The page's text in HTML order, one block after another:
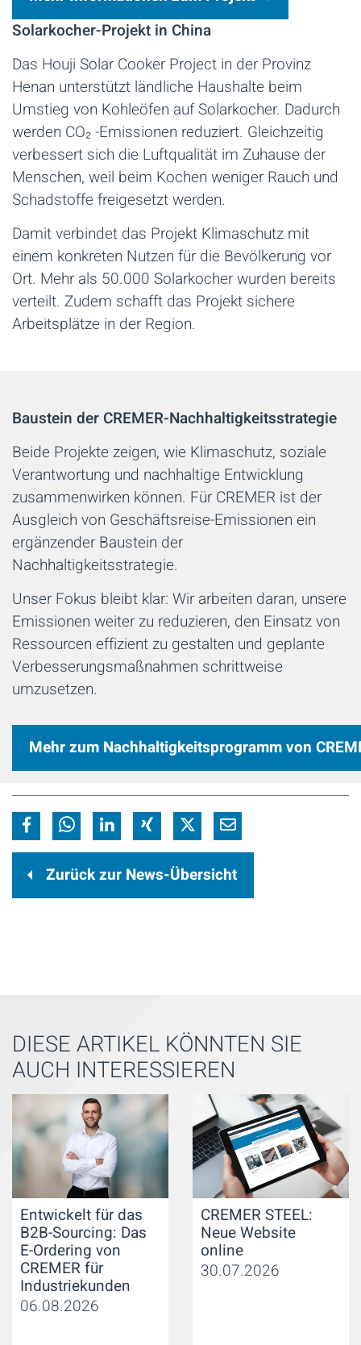
Solarkocher-Projekt in China
Das Houji Solar Cooker Project in der Provinz
Henan unterstützt ländliche Haushalte beim
Umstieg von Kohleöfen auf Solarkocher. Dadurch
werden CO₂ -Emissionen reduziert. Gleichzeitig
verbessert sich die Luftqualität im Zuhause der
Menschen, weil beim Kochen weniger Rauch und
Schadstoffe freigesetzt werden.
Damit verbindet das Projekt Klimaschutz mit
einem konkreten Nutzen für die Bevölkerung vor
Ort. Mehr als 50.000 Solarkocher wurden bereits
verteilt. Zudem schafft das Projekt sichere
Arbeitsplätze in der Region.
Baustein der CREMER-Nachhaltigkeitsstrategie
Beide Projekte zeigen, wie Klimaschutz, soziale
Verantwortung und nachhaltige Entwicklung
zusammenwirken können. Für CREMER ist der
Ausgleich von Geschäftsreise-Emissionen ein
ergänzender Baustein der
Nachhaltigkeitsstrategie.
Unser Fokus bleibt klar: Wir arbeiten daran, unsere
Emissionen weiter zu reduzieren, den Einsatz von
Ressourcen effizient zu gestalten und geplante
Verbesserungsmaßnahmen schrittweise
umzusetzen.
Mehr zum Nachhaltigkeitsprogramm von
Zurück zur News-Übersicht
DIESE ARTIKEL KÖNNTEN SIE
AUCH INTERESSIEREN
Entwickelt für das
B2B-Sourcing: Das
E-Ordering von
CREMER für
Industriekunden
06.08.2026
CREMER STEEL:
Neue Website
online
30.07.2026